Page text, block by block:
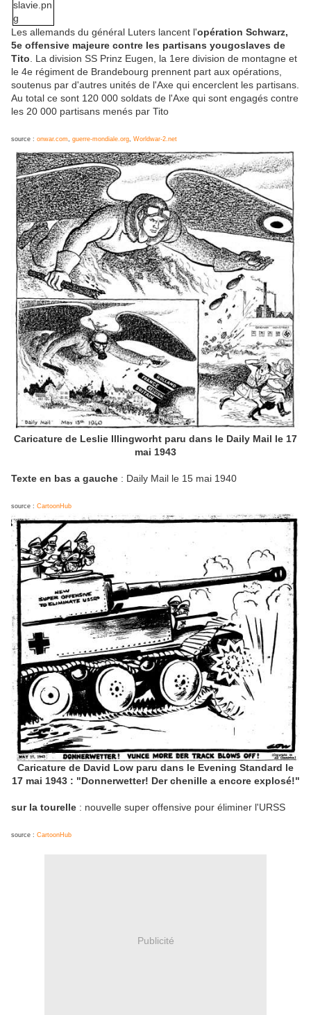
Les allemands du général Luters lancent l'opération Schwarz,
5e offensive majeure contre les partisans yougoslaves de
Tito . La division SS Prinz Eugen, la 1ere division de montagne et
le 4e régiment de Brandebourg prennent part aux opérations,
soutenus par d'autres unités de l'Axe qui encerclent les partisans.
Au total ce sont 120 000 soldats de l'Axe qui sont engagés contre
les 20 000 partisans menés par Tito
source : onwar.com guerre-mondiale.org Worldwar-2.net
Caricature de Leslie Illingworht paru dans le Daily Mail le 17
mai 1943
Texte en bas a gauche : Daily Mail le 15 mai 1940
source : CartoonHub
Caricature de David Low paru dans le Evening Standard le
17 mai 1943 : "Donnerwetter! Der chenille a encore explosé!"
sur la tourelle : nouvelle super offensive pour éliminer l'URSS
source : CartoonHub
Publicité